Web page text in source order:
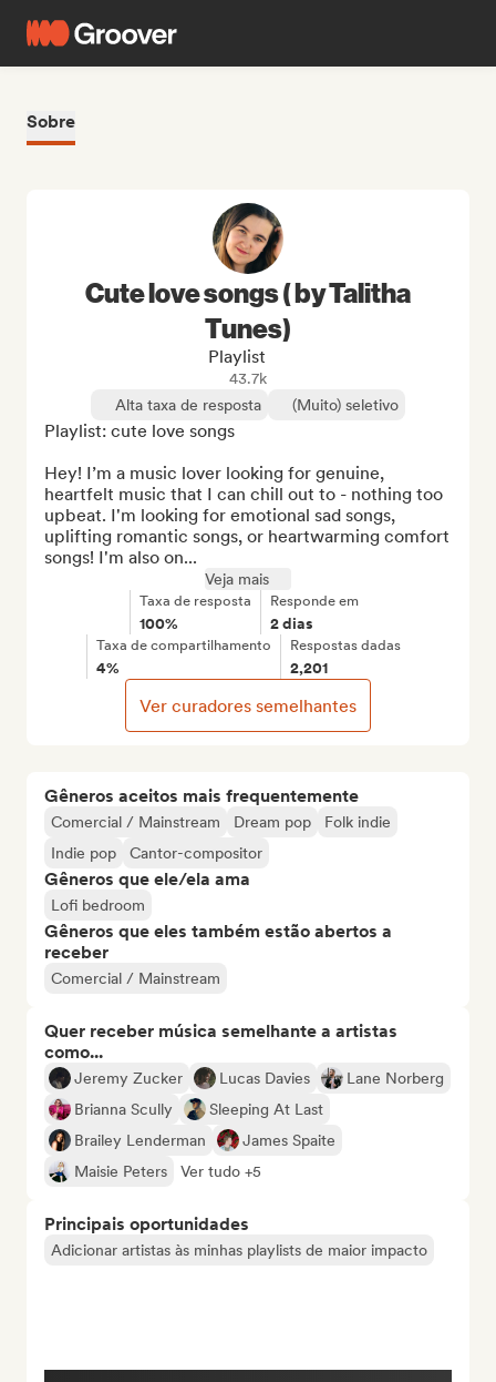
Sobre
Gêneros aceitos mais frequentemente
Comercial / Mainstream Dream pop
Folk indie
Indie pop
Cantor-compositor
Gêneros que ele/ela ama
Lofi bedroom
Gêneros que eles também estão abertos a
receber
Comercial / Mainstream
Quer receber música semelhante a artistas
como...
Jeremy Zucker Lucas Davies
Lane Norberg
Brianna Scully
Sleeping At Last
Brailey Lenderman
James Spaite
Maisie Peters
Ver tudo +5
Principais oportunidades
Adicionar artistas às minhas playlists de maior impacto
Cute love songs ( by Talitha
Tunes)
Playlist
43.7k
Alta taxa de resposta
(Muito) seletivo
Playlist: cute love songs
Hey! I’m a music lover looking for genuine,
heartfelt music that I can chill out to - nothing too
upbeat. I'm looking for emotional sad songs,
uplifting romantic songs, or heartwarming comfort
songs! I'm also on...
Veja mais
Taxa de resposta
100%
Responde em
2 dias
Taxa de compartilhamento
4%
Respostas dadas
2,201
Ver curadores semelhantes